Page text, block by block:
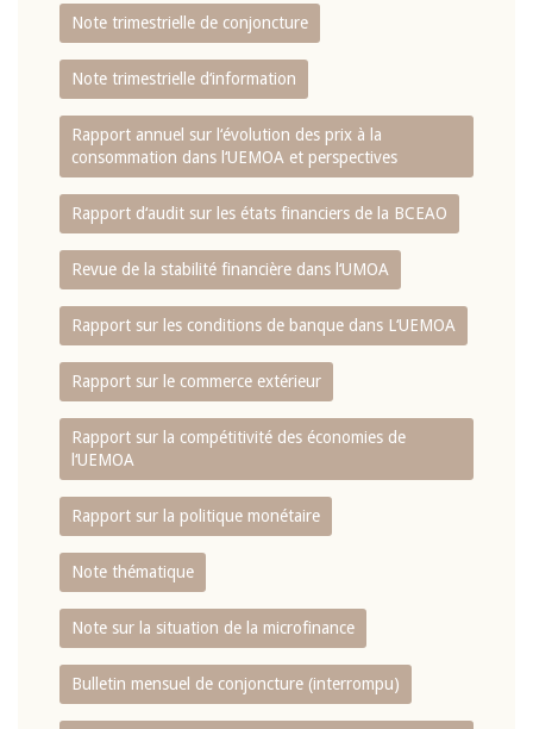
Note trimestrielle de conjoncture
Note trimestrielle d‘information
Rapport annuel sur l‘évolution des prix à la
consommation dans l‘UEMOA et perspectives
Rapport d‘audit sur les états financiers de la BCEAO
Revue de la stabilité financière dans l‘UMOA
Rapport sur les conditions de banque dans L‘UEMOA
Rapport sur le commerce extérieur
Rapport sur la compétitivité des économies de
l‘UEMOA
Rapport sur la politique monétaire
Note thématique
Note sur la situation de la microfinance
Bulletin mensuel de conjoncture (interrompu)